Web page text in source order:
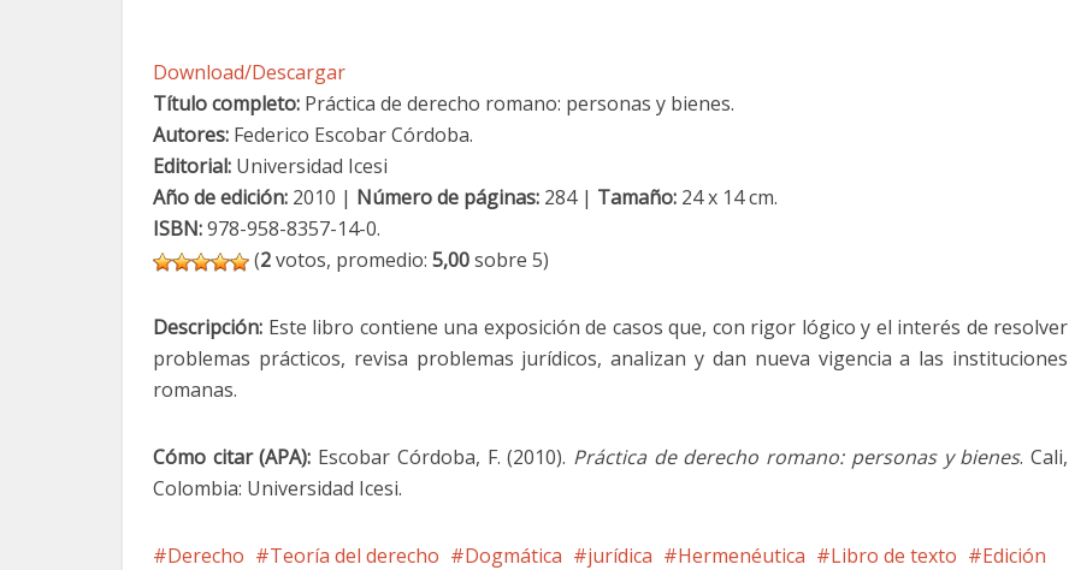
Download/Descargar
Título completo: Práctica de derecho romano: personas y bienes.
Autores: Federico Escobar Córdoba.
Editorial: Universidad Icesi
Año de edición: 2010 | Número de páginas: 284 | Tamaño: 24 x 14 cm.
ISBN:978-958-8357-14-0.
(2votos, promedio: 5,00sobre 5)
Descripción: Este libro contiene una exposición de casos que, con rigor lógico y el interés de resolver
problemas prácticos, revisa problemas jurídicos, analizan y dan nueva vigencia a las instituciones
romanas.
Cómo citar (APA): Escobar Córdoba, F. (2010). Práctica de derecho romano: personas y bienes. Cali,
Colombia: Universidad Icesi.
Derecho Teoría del derecho Dogmática jurídica Hermenéutica Libro de texto
Edición